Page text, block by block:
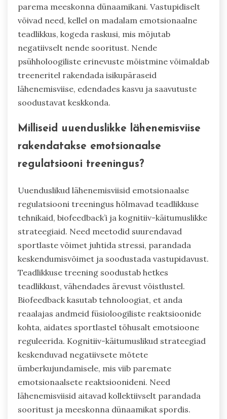
parema meeskonna dünaamikani. Vastupidiselt
võivad need, kellel on madalam emotsionaalne
teadlikkus, kogeda raskusi, mis mõjutab
negatiivselt nende sooritust. Nende
psühholoogiliste erinevuste mõistmine võimaldab
treeneritel rakendada isikupäraseid
lähenemisviise, edendades kasvu ja saavutuste
soodustavat keskkonda.
Milliseid uuenduslikke lähenemisviise
rakendatakse emotsionaalse
regulatsiooni treeningus?
Uuenduslikud lähenemisviisid emotsionaalse
regulatsiooni treeningus hõlmavad teadlikkuse
tehnikaid, biofeedback’i ja kognitiiv-käitumuslikke
strateegiaid. Need meetodid suurendavad
sportlaste võimet juhtida stressi, parandada
keskendumisvõimet ja soodustada vastupidavust.
Teadlikkuse treening soodustab hetkes
teadlikkust, vähendades ärevust võistlustel.
Biofeedback kasutab tehnoloogiat, et anda
reaalajas andmeid füsioloogiliste reaktsioonide
kohta, aidates sportlastel tõhusalt emotsioone
reguleerida. Kognitiiv-käitumuslikud strateegiad
keskenduvad negatiivsete mõtete
ümberkujundamisele, mis viib paremate
emotsionaalsete reaktsioonideni. Need
lähenemisviisid aitavad kollektiivselt parandada
sooritust ja meeskonna dünaamikat spordis.